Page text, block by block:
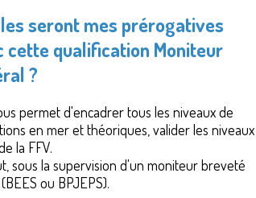
seront mes prérogatives
cette qualification Moniteur
?
permet d'encadrer tous les niveaux de
en mer et théoriques, valider les niveaux
la FFV.
sous la supervision d'un moniteur breveté
ou BPJEPS).